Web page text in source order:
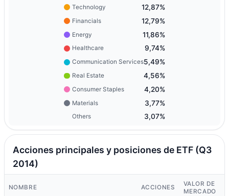
Technology 12,87%
Financials 12,79%
Energy 11,86%
Healthcare 9,74%
Communication Services5,49%
Real Estate 4,56%
Consumer Staples 4,20%
Materials 3,77%
Others 3,07%
Acciones principales y posiciones de ETF (Q3
2014)
NOMBRE ACCIONES
VALOR DE
MERCADO